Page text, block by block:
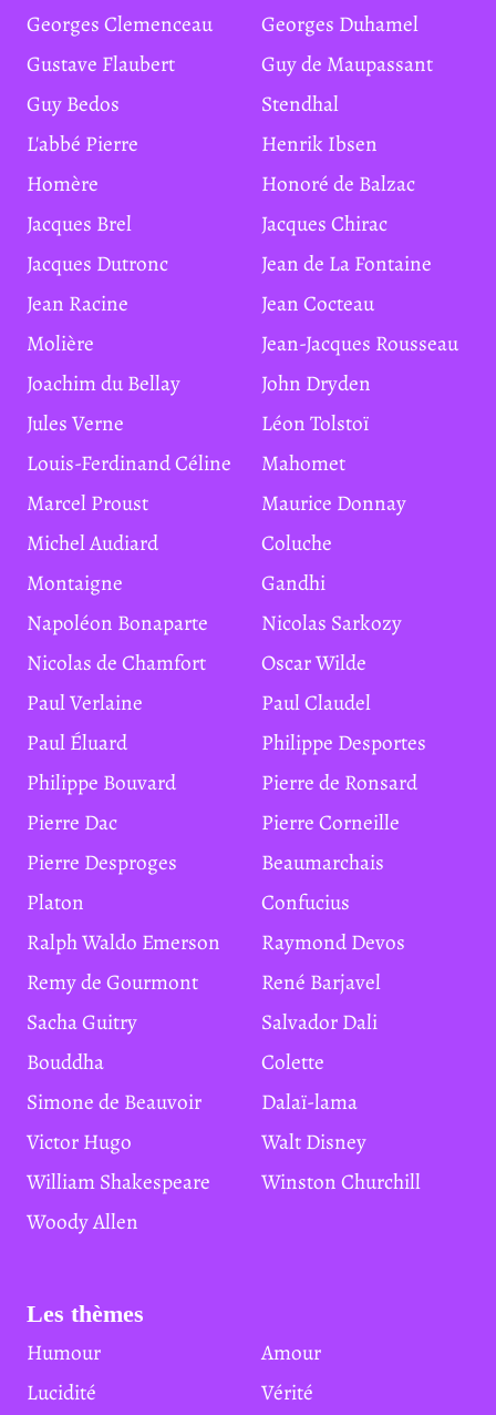
Georges Clemenceau
Georges Duhamel
Gustave Flaubert
Guy de Maupassant
Guy Bedos
Stendhal
L'abbé Pierre
Henrik Ibsen
Homère
Honoré de Balzac
Jacques Brel
Jacques Chirac
Jacques Dutronc
Jean de La Fontaine
Jean Racine
Jean Cocteau
Molière
Jean-Jacques Rousseau
Joachim du Bellay
John Dryden
Jules Verne
Léon Tolstoï
Louis-Ferdinand Céline
Mahomet
Marcel Proust
Maurice Donnay
Michel Audiard
Coluche
Montaigne
Gandhi
Napoléon Bonaparte
Nicolas Sarkozy
Nicolas de Chamfort
Oscar Wilde
Paul Verlaine
Paul Claudel
Paul Éluard
Philippe Desportes
Philippe Bouvard
Pierre de Ronsard
Pierre Dac
Pierre Corneille
Pierre Desproges
Beaumarchais
Platon
Confucius
Ralph Waldo Emerson
Raymond Devos
Remy de Gourmont
René Barjavel
Sacha Guitry
Salvador Dali
Bouddha
Colette
Simone de Beauvoir
Dalaï-lama
Victor Hugo
Walt Disney
William Shakespeare
Winston Churchill
Woody Allen
Les thèmes
Humour
Amour
Lucidité
Vérité